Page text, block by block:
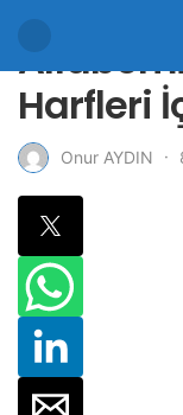
Harfleri
Onur AYDIN